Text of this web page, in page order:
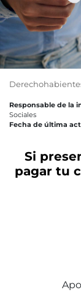
Responsable de la
Sociales
Fecha de última
Si
pagar tu